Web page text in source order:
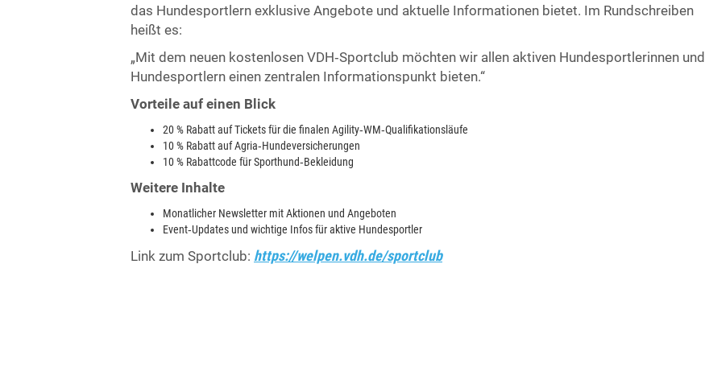
das Hundesportlern exklusive Angebote und aktuelle Informationen bietet. Im Rundschreiben
heißt es:
„Mit dem neuen kostenlosen VDH‑Sportclub möchten wir allen aktiven Hundesportlerinnen und
Hundesportlern einen zentralen Informationspunkt bieten.“
Vorteile auf einen Blick
20 % Rabatt auf Tickets für die finalen Agility‑WM‑Qualifikationsläufe
10 % Rabatt auf Agria‑Hundeversicherungen
10 % Rabattcode für Sporthund‑Bekleidung
Weitere Inhalte
Monatlicher Newsletter mit Aktionen und Angeboten
Event‑Updates und wichtige Infos für aktive Hundesportler
Link zum Sportclub: https://welpen.vdh.de/sportclub